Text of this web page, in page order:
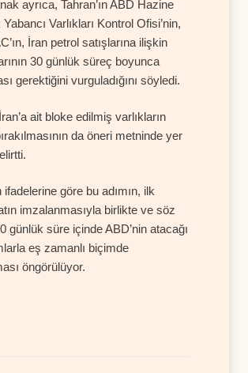
ayrıca, Tahran’ın ABD Hazine
Yabancı Varlıkları Kontrol Ofisi’nin,
İran petrol satışlarına ilişkin
30 günlük süreç boyunca
gerektiğini vurguladığını söyledi.
ait bloke edilmiş varlıkların
da öneri metninde yer
ifadelerine göre bu adımın, ilk
imzalanmasıyla birlikte ve söz
günlük süre içinde ABD’nin atacağı
eş zamanlı biçimde
öngörülüyor.